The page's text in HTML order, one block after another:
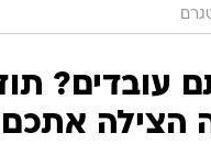
עובדים?
הצילה